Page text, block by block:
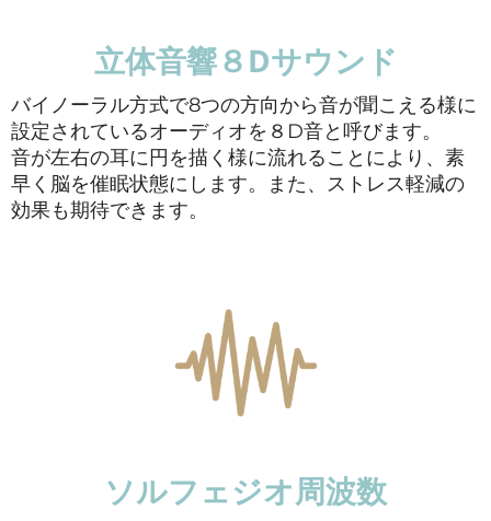
立体音響８Dサウンド
バイノーラル方式で8つの方向から音が聞こえる様に
設定されているオーディオを８D音と呼びます。
音が左右の耳に円を描く様に流れることにより、素
早く脳を催眠状態にします。また、ストレス軽減の
効果も期待できます。
ソルフェジオ周波数